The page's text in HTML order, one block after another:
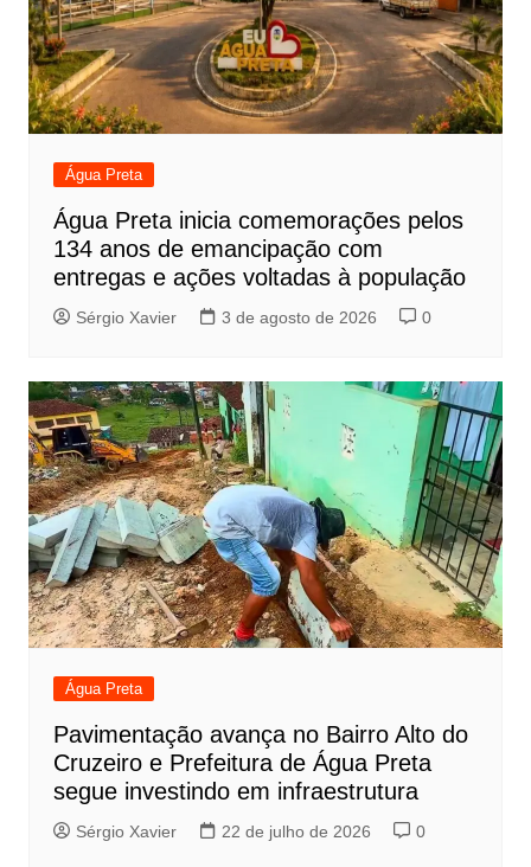
Água Preta
Água Preta inicia comemorações pelos
134 anos de emancipação com
entregas e ações voltadas à população
Sérgio Xavier 3 de agosto de 2026 0
Água Preta
Pavimentação avança no Bairro Alto do
Cruzeiro e Prefeitura de Água Preta
segue investindo em infraestrutura
Sérgio Xavier 22 de julho de 2026 0